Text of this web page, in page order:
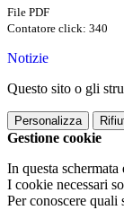
File PDF
Contatore click: 340
Notizie
Questo sito o gli
Personalizza
Gestione cookie
In questa
I cookie necessari
Per conoscere quali